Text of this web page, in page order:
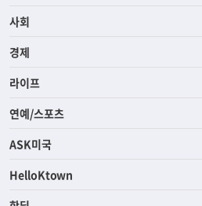
사회
경제
라이프
연예/스포츠
ASK미국
HelloKtown